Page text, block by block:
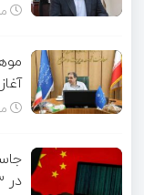
در ۱۳ کشور ازجمله آمریکا هدف گرفت